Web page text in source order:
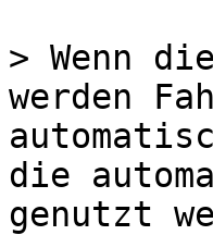
> Wenn
werden
die
genutzt